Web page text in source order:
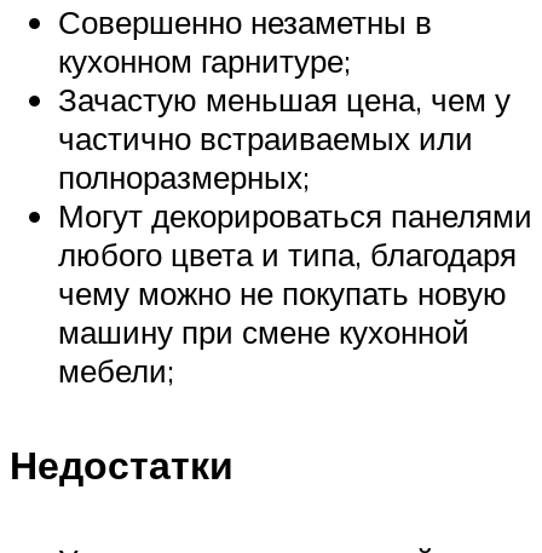
Совершенно незаметны в
кухонном гарнитуре;
Зачастую меньшая цена, чем у
частично встраиваемых или
полноразмерных;
Могут декорироваться панелями
любого цвета и типа, благодаря
чему можно не покупать новую
машину при смене кухонной
мебели;
Недостатки